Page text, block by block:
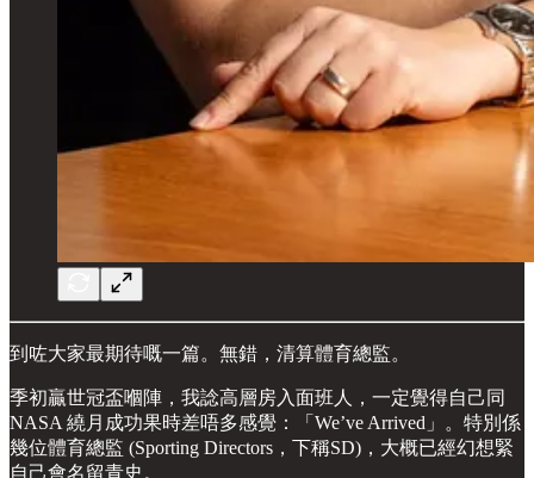
到咗大家最期待嘅一篇。無錯，清算體育總監。
季初贏世冠盃嗰陣，我諗高層房入面班人，一定覺得自己同
NASA 繞月成功果時差唔多感覺：「We’ve Arrived」。特別係
幾位體育總監 (Sporting Directors，下稱SD)，大概已經幻想緊
自己會名留青史。